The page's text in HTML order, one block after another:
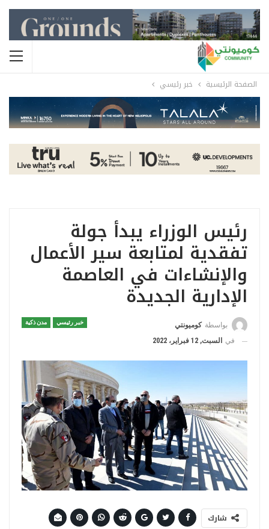
الصفحة الرئيسية خبر رئيسي
رئيس الوزراء يبدأ جولة
تفقدية لمتابعة سير الأعمال
والإنشاءات في العاصمة
الإدارية الجديدة
خبر رئيسي مدن ذكية بواسطة كوميونتي
في
السبت, 12 فبراير، 2022
شارك